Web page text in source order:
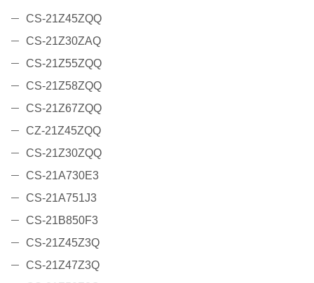
CS-21Z45ZQQ
CS-21Z30ZAQ
CS-21Z55ZQQ
CS-21Z58ZQQ
CS-21Z67ZQQ
CZ-21Z45ZQQ
CS-21Z30ZQQ
CS-21A730E3
CS-21A751J3
CS-21B850F3
CS-21Z45Z3Q
CS-21Z47Z3Q